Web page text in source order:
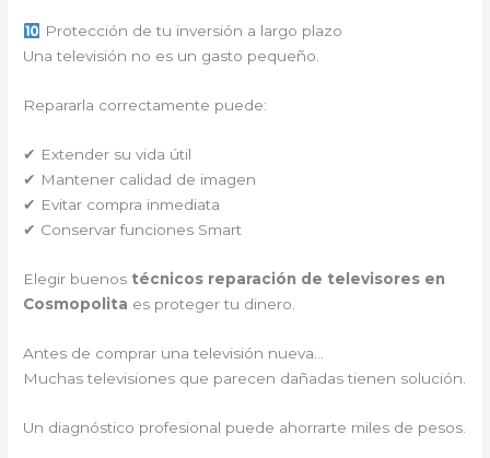
Protección de tu inversión a largo plazo
Una televisión no es un gasto pequeño.
Repararla correctamente puede:
✔ Extender su vida útil
✔ Mantener calidad de imagen
✔ Evitar compra inmediata
✔ Conservar funciones Smart
Elegir buenos técnicos reparación de televisores en
Cosmopolita es proteger tu dinero.
Antes de comprar una televisión nueva…
Muchas televisiones que parecen dañadas tienen solución.
Un diagnóstico profesional puede ahorrarte miles de pesos.